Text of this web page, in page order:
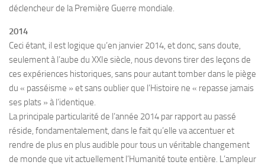
déclencheur de la Première Guerre mondiale.
2014
Ceci étant, il est logique qu’en janvier 2014, et donc, sans doute,
seulement à l’aube du XXIe siècle, nous devons tirer des leçons de
ces expériences historiques, sans pour autant tomber dans le piège
du « passéisme » et sans oublier que l’Histoire ne « repasse jamais
ses plats » à l’identique.
La principale particularité de l’année 2014 par rapport au passé
réside, fondamentalement, dans le fait qu’elle va accentuer et
rendre de plus en plus audible pour tous un véritable changement
de monde que vit actuellement l’Humanité toute entière. L’ampleur